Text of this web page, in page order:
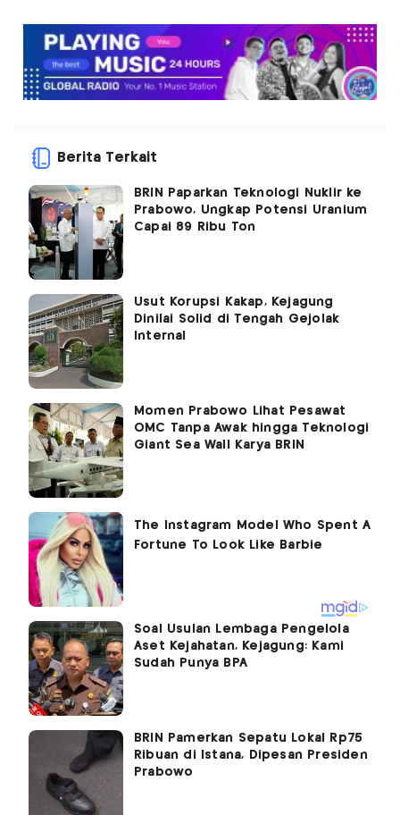
Berita Terkait
BRIN Paparkan Teknologi Nuklir ke
Prabowo, Ungkap Potensi Uranium
Capai 89 Ribu Ton
Usut Korupsi Kakap, Kejagung
Dinilai Solid di Tengah Gejolak
Internal
Momen Prabowo Lihat Pesawat
OMC Tanpa Awak hingga Teknologi
Giant Sea Wall Karya BRIN
Soal Usulan Lembaga Pengelola
Aset Kejahatan, Kejagung: Kami
Sudah Punya BPA
BRIN Pamerkan Sepatu Lokal Rp75
Ribuan di Istana, Dipesan Presiden
Prabowo